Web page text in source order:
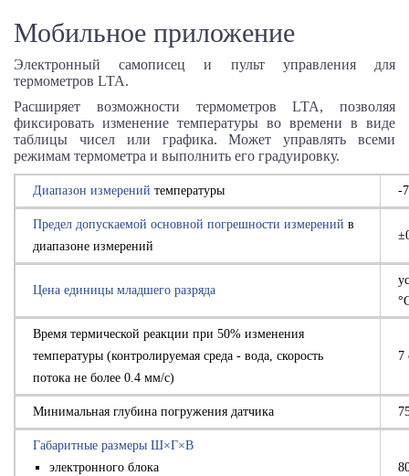
Мобильное приложение
Электронный самописец и пульт управления для
термометров LTA.
Расширяет возможности термометров LTA, позволяя
фиксировать изменение температуры во времени в виде
таблицы чисел или графика. Может управлять всеми
режимам термометра и выполнить его градуировку.
Диапазон измерений температуры -
Предел допускаемой основной погрешности измерений в
диапазоне измерений
Цена единицы младшего разряда
Время термической реакции при 50% изменения
температуры (контролируемая среда - вода, скорость
потока не более 0.4 мм/с)
7
Минимальная глубина погружения датчика
Габаритные размеры Ш×Г×В
электронного блока